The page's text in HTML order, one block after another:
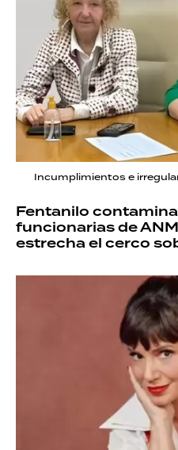
Incumplimientos e
Fentanilo
funcionarias de
estrecha el cerco